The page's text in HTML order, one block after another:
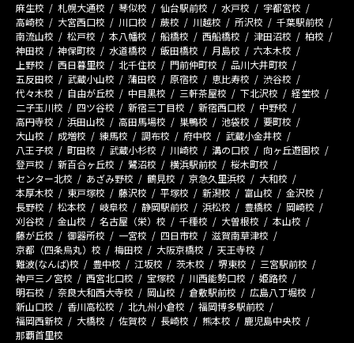
麻生校 札幌大通校 琴似校 仙台駅前校 水戸校
宇都宮校
高崎校
大宮西口校 川口校 蕨校 川越校 所沢校
千葉駅前校
南流山校
松戸校 本八幡校 船橋校 西船橋校 津田沼校
柏校
神田校
神保町校 水道橋校 飯田橋校 月島校
六本木校
上野校
西日暮里校 北千住校 門前仲町校
品川大井町校
五反田校
武蔵小山校 蒲田校 原宿校 恵比寿校
渋谷校
代々木校
自由が丘校 中目黒校 三軒茶屋校 下北沢校
経堂校
二子玉川校
四ツ谷校 新宿三丁目校 新宿西口校
中野校
高円寺校
浜田山校 高田馬場校 巣鴨校 池袋校
要町校
大山校
成増校 練馬校 調布校 府中校
武蔵小金井校
八王子校
町田校 武蔵小杉校 川崎校 溝の口校
向ヶ丘遊園校
登戸校
新百合ヶ丘校 鷺沼校 横浜駅前校
桜木町校
センター北校
あざみ野校 鶴見校 京急久里浜校
大和校
本厚木校
東戸塚校 藤沢校 平塚校 新潟校 富山校
金沢校
長野校
松本校 岐阜校 静岡駅前校 浜松校 豊橋校
岡崎校
刈谷校
金山校 名古屋（栄）校 千種校 大曽根校
本山校
藤が丘校
御器所校 一宮校 四日市校
滋賀南草津校
京都（四条烏丸）校
梅田校 大阪京橋校
天王寺校
難波(なんば)校
豊中校 江坂校 茨木校 堺東校
三宮駅前校
神戸三ノ宮校
西宮北口校 宝塚校 川西能勢口校
姫路校
明石校
奈良大和西大寺校 岡山校 倉敷駅前校
広島八丁堀校
新山口校
香川高松校 北九州小倉校
福岡博多駅前校
福岡西新校
大橋校 佐賀校 長崎校 熊本校
鹿児島中央校
那覇首里校